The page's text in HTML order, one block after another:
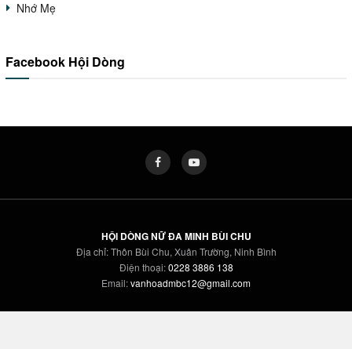
Nhớ Mẹ
Facebook Hội Dòng
HỘI DÒNG NỮ ĐA MINH BÙI CHU
Địa chỉ: Thôn Bùi Chu, Xuân Trường, Ninh Bình
Điện thoại:0228 3886 138
Email:vanhoadmbc12@gmail.com